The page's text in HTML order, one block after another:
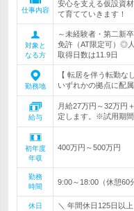
仕事内容
安心を支える仮設資
て育てていきます！
対象と
なる方
～未経験者・第二新
免許（AT限定可）◎
取得日数は11.9日
勤務地
【 転居を伴う転勤な
いずれかの拠点に配
給与
月給27万円～32万円
定します。※試用期間
初年度
年収
400万円～500万円
勤務
時間
9:00～18:00（休憩
休日
＼ 年間休日125日以